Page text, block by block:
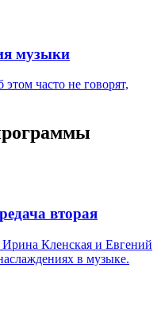
музыки
часто не говорят,
вторая
Ирина Кленская и Евгений
в музыке.